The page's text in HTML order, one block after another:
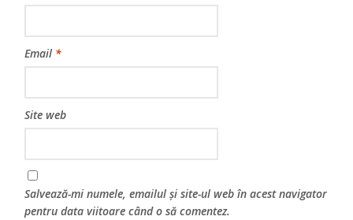
Email *
Site web
Salvează-mi numele, emailul și site-ul web în acest navigator
pentru data viitoare când o să comentez.